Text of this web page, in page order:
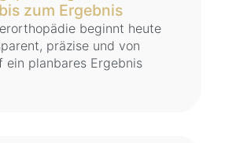
zum Ergebnis
beginnt heute
präzise und von
ein planbares Ergebnis